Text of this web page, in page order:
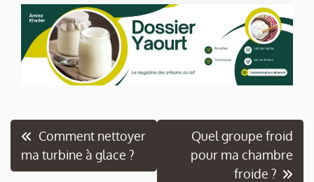
Navigation
de
Comment nettoyer
ma turbine à glace ?
Quel groupe froid
pour ma chambre
froide ?